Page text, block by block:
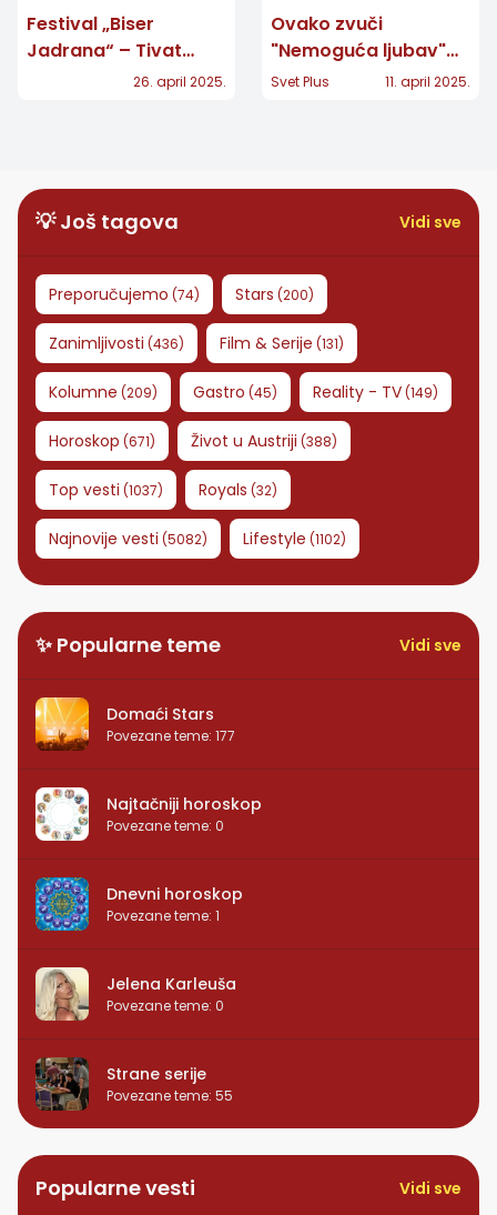
Festival „Biser
Jadrana“ – Tivat
2025: Princ od Vranje
26. april 2025.
Ovako zvuči
"Nemoguća ljubav"
Breskvice i Peđe
Svet Plus 11. april 2025.
💡 Još tagova Vidi sve
Preporučujemo (74) Stars (200)
Zanimljivosti (436) Film & Serije (131)
Kolumne (209) Gastro (45) Reality - TV(149)
Horoskop (671) Život u Austriji (388)
Top vesti (1037) Royals (32)
Najnovije vesti (5082) Lifestyle (1102)
✨ Popularne teme Vidi sve
Domaći Stars
Povezane teme: 177
Najtačniji horoskop
Povezane teme: 0
Dnevni horoskop
Povezane teme: 1
Jelena Karleuša
Povezane teme: 0
Strane serije
Povezane teme: 55
Popularne vesti Vidi sve